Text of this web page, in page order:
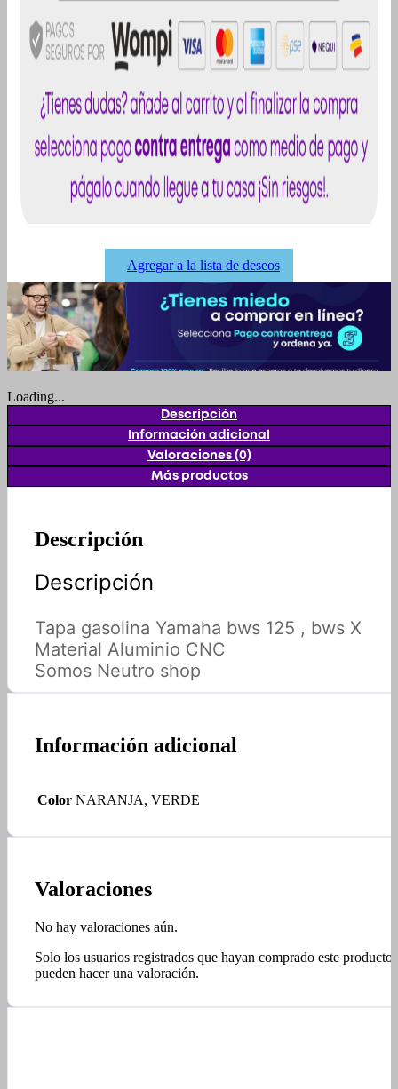
Agregar a la lista de deseos
Loading...
Descripción
Información adicional
Valoraciones (0)
Más productos
Descripción
Descripción
Tapa gasolina Yamaha bws 125 , bws X
Material Aluminio CNC
Somos Neutro shop
Información adicional
Color NARANJA, VERDE
Valoraciones
No hay valoraciones aún.
Solo los usuarios registrados que hayan comprado este producto
pueden hacer una valoración.